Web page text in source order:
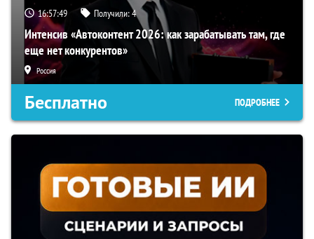
16:57:48 Получили:4
Интенсив «Автоконтент 2026: как зарабатывать там, где
еще нет конкурентов»
Россия
Бесплатно ПОДРОБНЕЕ